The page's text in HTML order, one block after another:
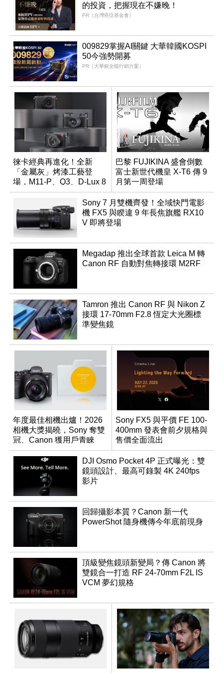
的投資，把握現在不嫌晚！
PR（台灣癌症基金會）
009829掌握AI關鍵 大華韓國KOSPI
50今強勢開募
PR（大華銀全能行銷方案）
徠卡經典再進化！全新
「金屬灰」烤漆工藝登
場，M11-P、Q3、D-Lux 8
領銜換裝
巴黎 FUJIKINA 盛會倒數
富士新世代機皇 X-T6 傳 9
月第一周登場
Sony 7 月雙機齊發！全域快門電影
機 FX5 與睽違 9 年長焦旗艦 RX10
V 即將登場
Megadap 推出全球首款 Leica M 轉
Canon RF 自動對焦轉接環 M2RF
Tamron 推出 Canon RF 與 Nikon Z
接環 17-70mm F2.8 恆定大光圈標
準變焦鏡
年度最佳相機出爐！2026
相機大獎揭曉，Sony 奪雙
冠、Canon 獲用戶青睞
Sony FX5 與平價 FE 100-
400mm 發表會前夕規格與
售價全面流出
DJI Osmo Pocket 4P 正式曝光：雙
鏡頭設計、最高可錄製 4K 240fps
影片
回歸攝影本質？Canon 新一代
PowerShot 隨身機傳今年底前現身
頂級變焦鏡頭新變局？傳 Canon 將
雙鏡合一打造 RF 24-70mm F2L IS
VCM 夢幻規格